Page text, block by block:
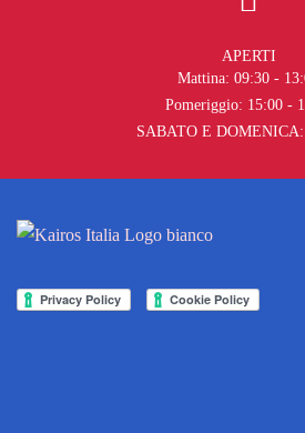
APERTI
Mattina: 09:30 -
Pomeriggio: 15:00 -
SABATO E